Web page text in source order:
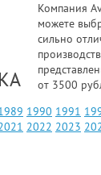
Компания
можете
сильно
от 3500
1990 1991
2022 2023